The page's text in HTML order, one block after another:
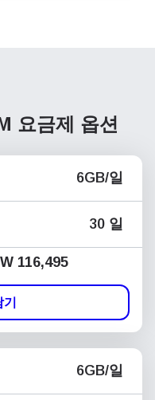
요금제 옵션
6GB/일
30 일
116,495
6GB/일